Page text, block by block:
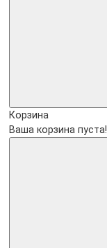
Корзина
Ваша корзина пуста!